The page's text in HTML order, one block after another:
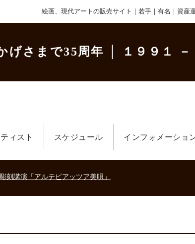
絵画、現代アートの販売サイト｜若手｜有名｜資産
げさまで35周年 │ １９９１
ィスト スケジュール インフォメーショ
美術散歩 京都・大阪 ～二都物語～」
キの生きた時代－
美術散歩 京都・大阪 ～二都物語～」